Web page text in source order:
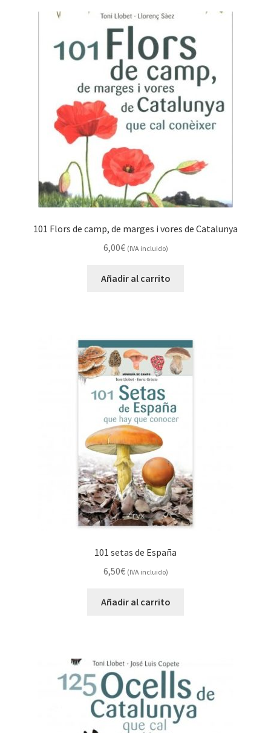
101 Flors de camp, de marges i vores de Catalunya
6,00€ (IVA incluido)
Añadir al carrito
101 setas de España
6,50€ (IVA incluido)
Añadir al carrito